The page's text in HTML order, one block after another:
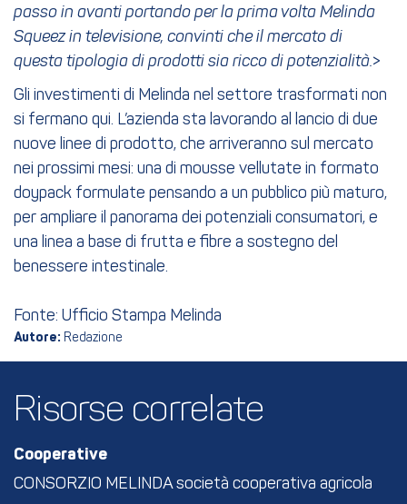
passo in avanti portando per la prima volta Melinda
Squeez in televisione, convinti che il mercato di
questa tipologia di prodotti sia ricco di potenzialità.>
Gli investimenti di Melinda nel settore trasformati non
si fermano qui. L’azienda sta lavorando al lancio di due
nuove linee di prodotto, che arriveranno sul mercato
nei prossimi mesi: una di mousse vellutate in formato
doypack formulate pensando a un pubblico più maturo,
per ampliare il panorama dei potenziali consumatori, e
una linea a base di frutta e fibre a sostegno del
benessere intestinale.
Fonte: Ufficio Stampa Melinda
Autore: Redazione
Risorse correlate
Cooperative
CONSORZIO MELINDA società cooperativa agricola